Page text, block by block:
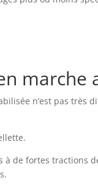
marche
n’est pas très
de fortes tractions